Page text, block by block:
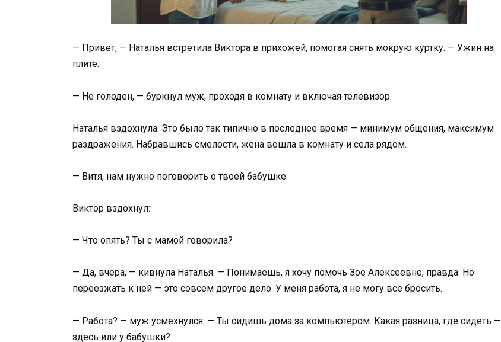
— Привет, — Наталья встретила Виктора в прихожей, помогая снять мокрую куртку. — Ужин на
плите.
— Не голоден, — буркнул муж, проходя в комнату и включая телевизор.
Наталья вздохнула. Это было так типично в последнее время — минимум общения, максимум
раздражения. Набравшись смелости, жена вошла в комнату и села рядом.
— Витя, нам нужно поговорить о твоей бабушке.
Виктор вздохнул:
— Что опять? Ты с мамой говорила?
— Да, вчера, — кивнула Наталья. — Понимаешь, я хочу помочь Зое Алексеевне, правда. Но
переезжать к ней — это совсем другое дело. У меня работа, я не могу всё бросить.
— Работа? — муж усмехнулся. — Ты сидишь дома за компьютером. Какая разница, где сидеть —
здесь или у бабушки?